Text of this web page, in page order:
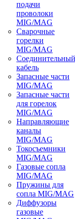
подачи
проволоки
MIG/MAG
Сварочные
горелки
MIG/MAG
Соединительный
кабель
Запасные части
MIG/MAG
Запасные части
для горелок
MIG/MAG
Направляющие
каналы
MIG/MAG
Токосъемники
MIG/MAG
Газовые сопла
MIG/MAG
Пружины для
сопла MIG/MAG
Диффузоры
газовые